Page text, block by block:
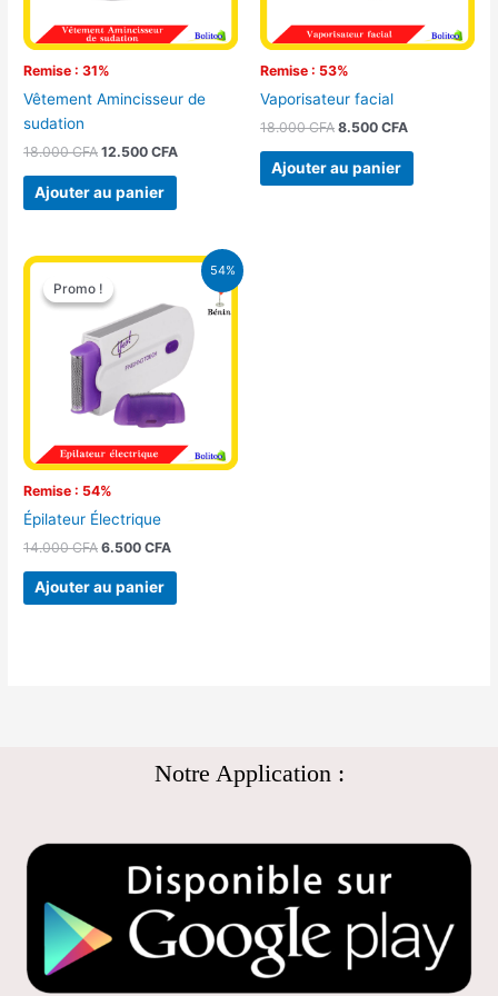
Remise : 31%
Vêtement Amincisseur de
sudation
18.000CFA 12.500CFA
Ajouter au panier
Remise : 53%
Vaporisateur facial
18.000CFA 8.500 CFA
Ajouter au panier
54%
Promo !
Remise : 54%
Promo !
Épilateur Électrique
14.000CFA
Le
prix
initial
était :
14.000 CFA.
6.500CFA
Le
est :
Ajouter au panier
Notre Application :